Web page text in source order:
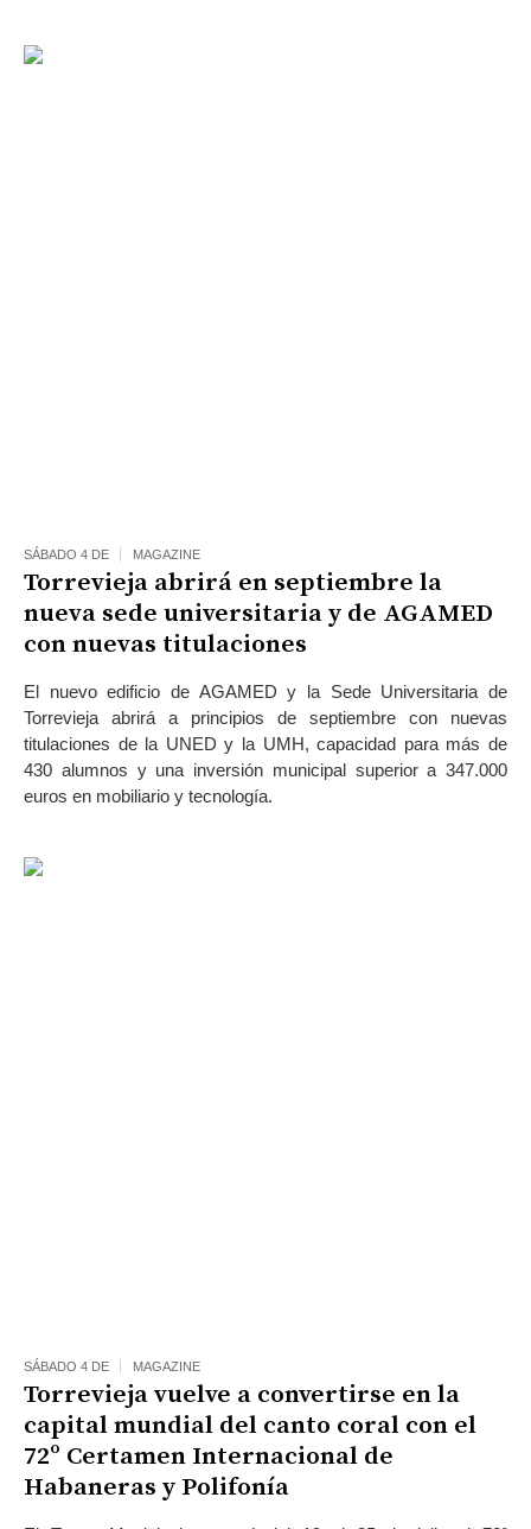
SÁBADO 4 DE MAGAZINE
Torrevieja abrirá en septiembre la
nueva sede universitaria y de AGAMED
con nuevas titulaciones
El nuevo edificio de AGAMED y la Sede Universitaria de
Torrevieja abrirá a principios de septiembre con nuevas
titulaciones de la UNED y la UMH, capacidad para más de
430 alumnos y una inversión municipal superior a 347.000
euros en mobiliario y tecnología.
SÁBADO 4 DE MAGAZINE
Torrevieja vuelve a convertirse en la
capital mundial del canto coral con el
72º Certamen Internacional de
Habaneras y Polifonía